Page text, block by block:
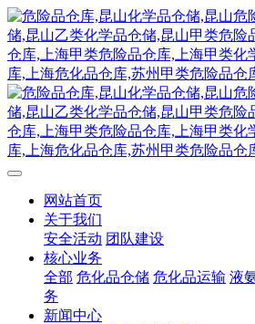
网站首页
关于我们
安全活动 团队建设
核心业务
全部 危化品仓储 危化品运输 液
务
新闻中心